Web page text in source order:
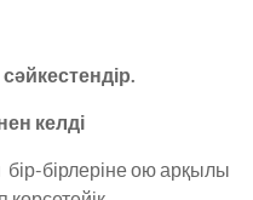
келді
бірлеріне ою арқылы